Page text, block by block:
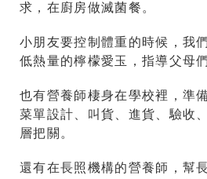
求，在廚房做滅菌餐。
小朋友要控制體重的時候，我
低熱量的檸檬愛玉，指導父母
也有營養師棲身在學校裡，準
菜單設計、叫貨、進貨、驗收
層把關。
還有在長照機構的營養師，幫